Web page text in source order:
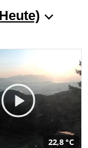
22,8 °C